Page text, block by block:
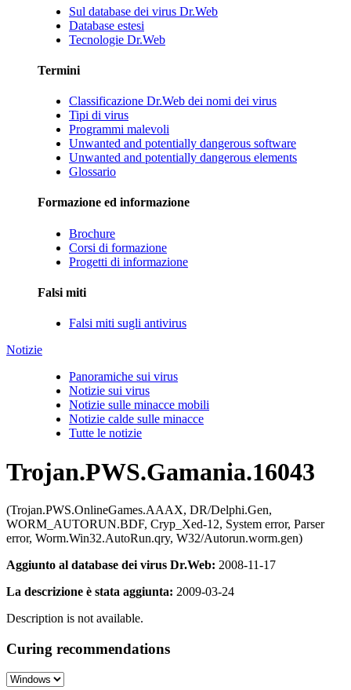
Sul database dei virus Dr.Web
Database estesi
Tecnologie Dr.Web
Termini
Classificazione Dr.Web dei nomi dei virus
Tipi di virus
Programmi malevoli
Unwanted and potentially dangerous software
Unwanted and potentially dangerous elements
Glossario
Formazione ed informazione
Brochure
Corsi di formazione
Progetti di informazione
Falsi miti
Falsi miti sugli antivirus
Notizie
Panoramiche sui virus
Notizie sui virus
Notizie sulle minacce mobili
Notizie calde sulle minacce
Tutte le notizie
Trojan.PWS.Gamania.16043
(Trojan.PWS.OnlineGames.AAAX, DR/Delphi.Gen,
WORM_AUTORUN.BDF, Cryp_Xed-12, System error, Parser
error, Worm.Win32.AutoRun.qry, W32/Autorun.worm.gen)
Aggiunto al database dei virus Dr.Web: 2008-11-17
La descrizione è stata aggiunta: 2009-03-24
Description is not available.
Curing recommendations